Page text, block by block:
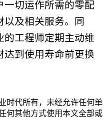
一切运作所需的零配
及相关服务。同
的工程师定期主动维
达到使用寿命前更换
时代所有，未经允许任何单
何其他方式使用本文全部或